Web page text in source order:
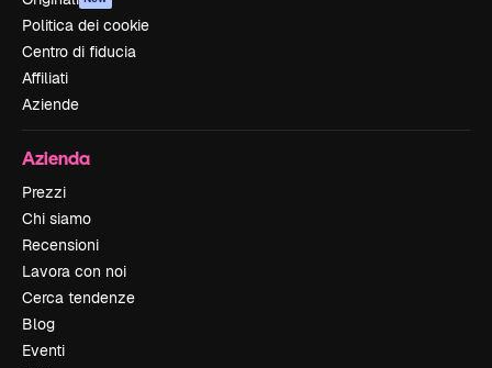
Politica dei cookie
Centro di fiducia
Affiliati
Aziende
Azienda
Prezzi
Chi siamo
Recensioni
Lavora con noi
Cerca tendenze
Blog
Eventi